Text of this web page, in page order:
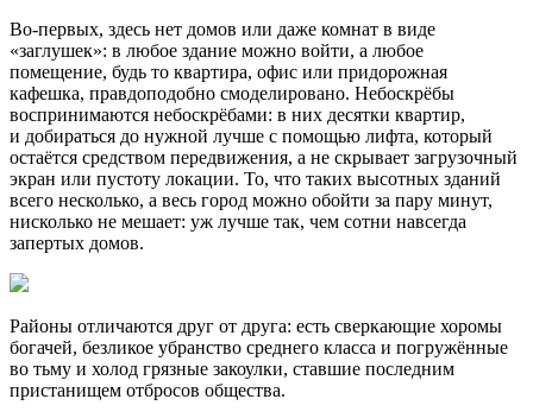
Во-первых, здесь нет домов или даже комнат в виде
«заглушек»: в любое здание можно войти, а любое
помещение, будь то квартира, офис или придорожная
кафешка, правдоподобно смоделировано. Небоскрёбы
воспринимаются небоскрёбами: в них десятки квартир,
и добираться до нужной лучше с помощью лифта, который
остаётся средством передвижения, а не скрывает загрузочный
экран или пустоту локации. То, что таких высотных зданий
всего несколько, а весь город можно обойти за пару минут,
нисколько не мешает: уж лучше так, чем сотни навсегда
запертых домов.
Районы отличаются друг от друга: есть сверкающие хоромы
богачей, безликое убранство среднего класса и погружённые
во тьму и холод грязные закоулки, ставшие последним
пристанищем отбросов общества.